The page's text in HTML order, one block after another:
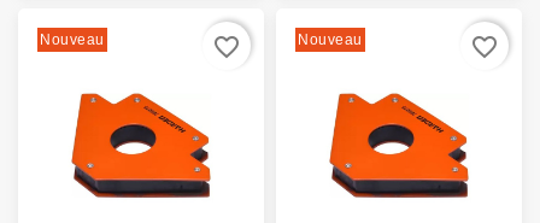
Nouveau favorite_border Nouveau favorite_border